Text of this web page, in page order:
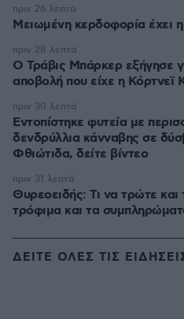
Μειωμένη κερδοφορία έχει η
πριν 26 λεπτά
O Τράβις Μπάρκερ εξήγησε
αποβολή που είχε η Κόρτνεϊ
πριν 28 λεπτά
Εντοπίστηκε φυτεία με
δενδρύλλια κάνναβης σε
Φθιώτιδα, δείτε βίντεο
πριν 30 λεπτά
Θυρεοειδής: Τι να τρώτε
τρόφιμα και τα
πριν 31 λεπτά
ΔΕΙΤΕ ΟΛΕΣ ΤΙΣ